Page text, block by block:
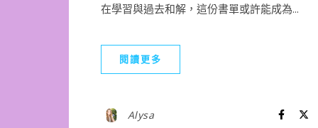
在學習與過去和解，這份書單或許能成為...
閱讀更多
Alysa